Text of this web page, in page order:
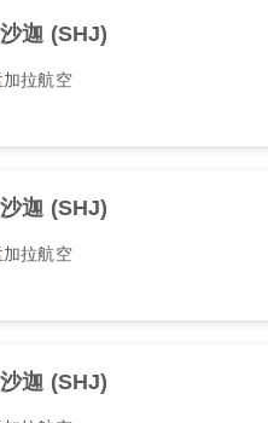
沙迦 (SHJ)
加拉航空
沙迦 (SHJ)
加拉航空
沙迦 (SHJ)